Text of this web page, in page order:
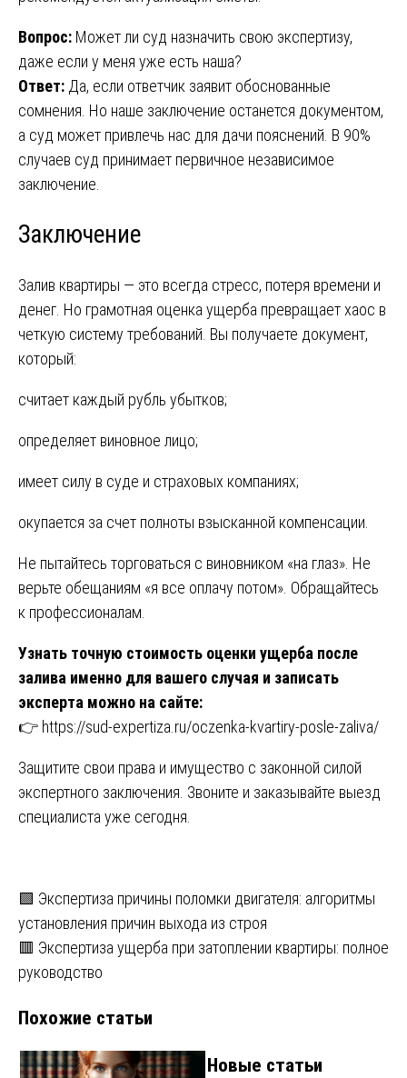
Вопрос: Может ли суд назначить свою экспертизу,
даже если у меня уже есть наша?
Ответ: Да, если ответчик заявит обоснованные
сомнения. Но наше заключение останется документом,
а суд может привлечь нас для дачи пояснений. В 90%
случаев суд принимает первичное независимое
заключение.
Заключение
Залив квартиры — это всегда стресс, потеря времени и
денег. Но грамотная оценка ущерба превращает хаос в
четкую систему требований. Вы получаете документ,
который:
считает каждый рубль убытков;
определяет виновное лицо;
имеет силу в суде и страховых компаниях;
окупается за счет полноты взысканной компенсации.
Не пытайтесь торговаться с виновником «на глаз». Не
верьте обещаниям «я все оплачу потом». Обращайтесь
к профессионалам.
Узнать точную стоимость оценки ущерба после
залива именно для вашего случая и записать
эксперта можно на сайте:
👉 https://sud-expertiza.ru/oczenka-kvartiry-posle-zaliva/
Защитите свои права и имущество с законной силой
экспертного заключения. Звоните и заказывайте выезд
специалиста уже сегодня.
Навигация
по
записям
🟩 Экспертиза причины поломки двигателя: алгоритмы
установления причин выхода из строя
🟥 Экспертиза ущерба при затоплении квартиры: полное
руководство
Похожие статьи
Новые статьи